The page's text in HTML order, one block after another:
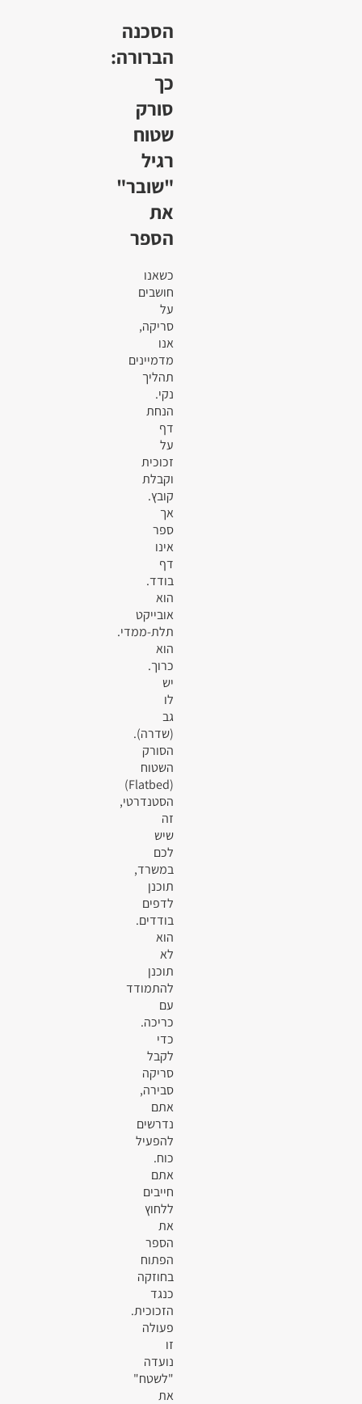
הסכנה
הברורה:
כך
סורק
שטוח
רגיל
"שובר"
את
הספר
כשאנו
חושבים
על
סריקה,
אנו
מדמיינים
תהליך
נקי.
הנחת
דף
על
זכוכית
וקבלת
קובץ.
אך
ספר
אינו
דף
בודד.
הוא
אובייקט
תלת-ממדי.
הוא
כרוך.
יש
לו
גב
(שדרה).
הסורק
השטוח
(Flatbed)
הסטנדרטי,
זה
שיש
לכם
במשרד,
תוכנן
לדפים
בודדים.
הוא
לא
תוכנן
להתמודד
עם
כריכה.
כדי
לקבל
סריקה
סבירה,
אתם
נדרשים
להפעיל
כוח.
אתם
חייבים
ללחוץ
את
הספר
הפתוח
בחוזקה
כנגד
הזכוכית.
פעולה
זו
נועדה
"לשטח"
את